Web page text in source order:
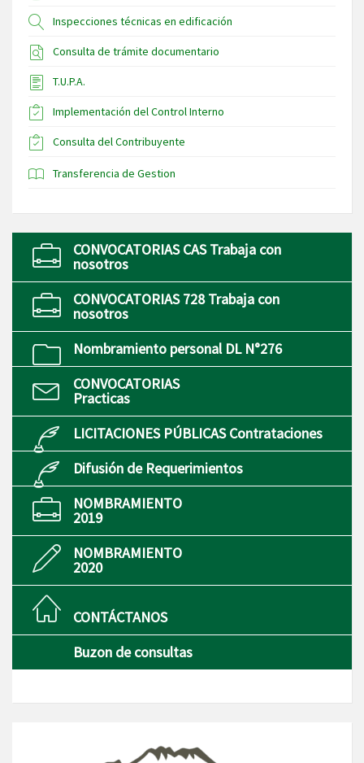
Inspecciones técnicas en edificación
Consulta de trámite documentario
T.U.P.A.
Implementación del Control Interno
Consulta del Contribuyente
Transferencia de Gestion
CONVOCATORIAS CAS Trabaja con
nosotros
CONVOCATORIAS 728 Trabaja con
nosotros
Nombramiento personal DL N°276
CONVOCATORIAS
Practicas
LICITACIONES PÚBLICAS Contrataciones
Difusión de Requerimientos
NOMBRAMIENTO
2019
NOMBRAMIENTO
2020
CONTÁCTANOS
Buzon de consultas